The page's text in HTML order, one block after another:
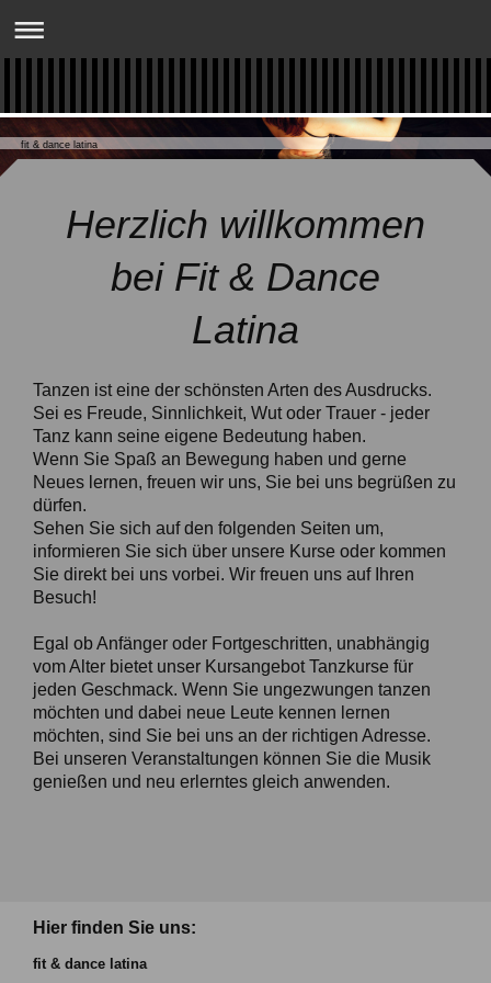
fit & dance latina
Herzlich willkommen
bei Fit & Dance
Latina
Tanzen ist eine der schönsten Arten des Ausdrucks.
Sei es Freude, Sinnlichkeit, Wut oder Trauer - jeder
Tanz kann seine eigene Bedeutung haben.
Wenn Sie Spaß an Bewegung haben und gerne
Neues lernen, freuen wir uns, Sie bei uns begrüßen zu
dürfen.
Sehen Sie sich auf den folgenden Seiten um,
informieren Sie sich über unsere Kurse oder kommen
Sie direkt bei uns vorbei. Wir freuen uns auf Ihren
Besuch!
Egal ob Anfänger oder Fortgeschritten, unabhängig
vom Alter bietet unser Kursangebot Tanzkurse für
jeden Geschmack. Wenn Sie ungezwungen tanzen
möchten und dabei neue Leute kennen lernen
möchten, sind Sie bei uns an der richtigen Adresse.
Bei unseren Veranstaltungen können Sie die Musik
genießen und neu erlerntes gleich anwenden.
Hier finden Sie uns:
fit & dance latina